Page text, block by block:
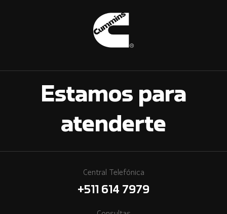
Estamos para
atenderte
Central Telefónica
+511 614 7979